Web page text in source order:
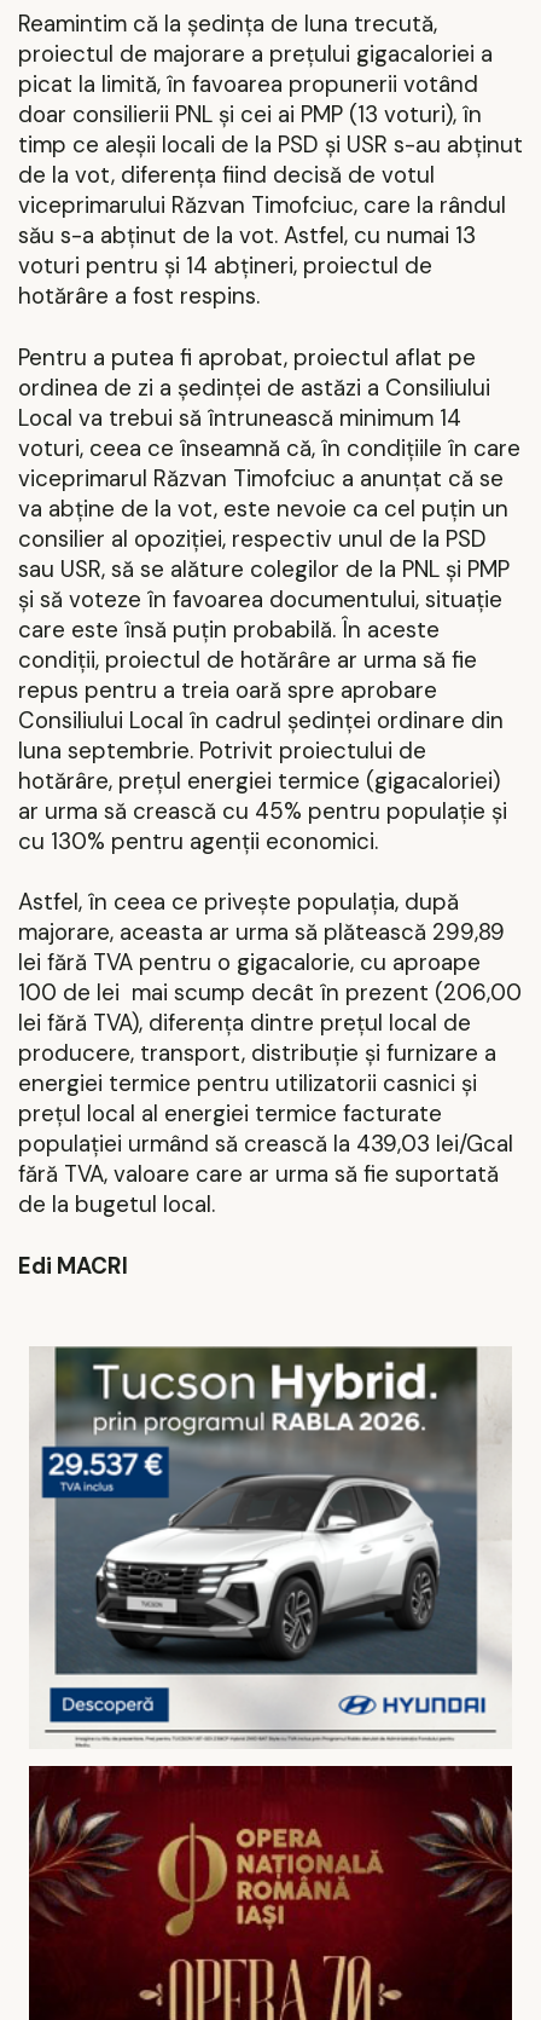
Reamintim că la ședința de luna trecută,
proiectul de majorare a prețului gigacaloriei a
picat la limită, în favoarea propunerii votând
doar consilierii PNL și cei ai PMP (13 voturi), în
timp ce aleșii locali de la PSD și USR s-au abținut
de la vot, diferența fiind decisă de votul
viceprimarului Răzvan Timofciuc, care la rândul
său s-a abținut de la vot. Astfel, cu numai 13
voturi pentru și 14 abțineri, proiectul de
hotărâre a fost respins.
Pentru a putea fi aprobat, proiectul aflat pe
ordinea de zi a ședinței de astăzi a Consiliului
Local va trebui să întrunească minimum 14
voturi, ceea ce înseamnă că, în condițiile în care
viceprimarul Răzvan Timofciuc a anunțat că se
va abține de la vot, este nevoie ca cel puțin un
consilier al opoziției, respectiv unul de la PSD
sau USR, să se alăture colegilor de la PNL și PMP
și să voteze în favoarea documentului, situație
care este însă puțin probabilă. În aceste
condiții, proiectul de hotărâre ar urma să fie
repus pentru a treia oară spre aprobare
Consiliului Local în cadrul ședinței ordinare din
luna septembrie. Potrivit proiectului de
hotărâre, prețul energiei termice (gigacaloriei)
ar urma să crească cu 45% pentru populație și
cu 130% pentru agenții economici.
Astfel, în ceea ce privește populația, după
majorare, aceasta ar urma să plătească 299,89
lei fără TVA pentru o gigacalorie, cu aproape
100 de lei mai scump decât în prezent (206,00
lei fără TVA), diferența dintre prețul local de
producere, transport, distribuție și furnizare a
energiei termice pentru utilizatorii casnici și
prețul local al energiei termice facturate
populației urmând să crească la 439,03 lei/Gcal
fără TVA, valoare care ar urma să fie suportată
de la bugetul local.
Edi MACRI